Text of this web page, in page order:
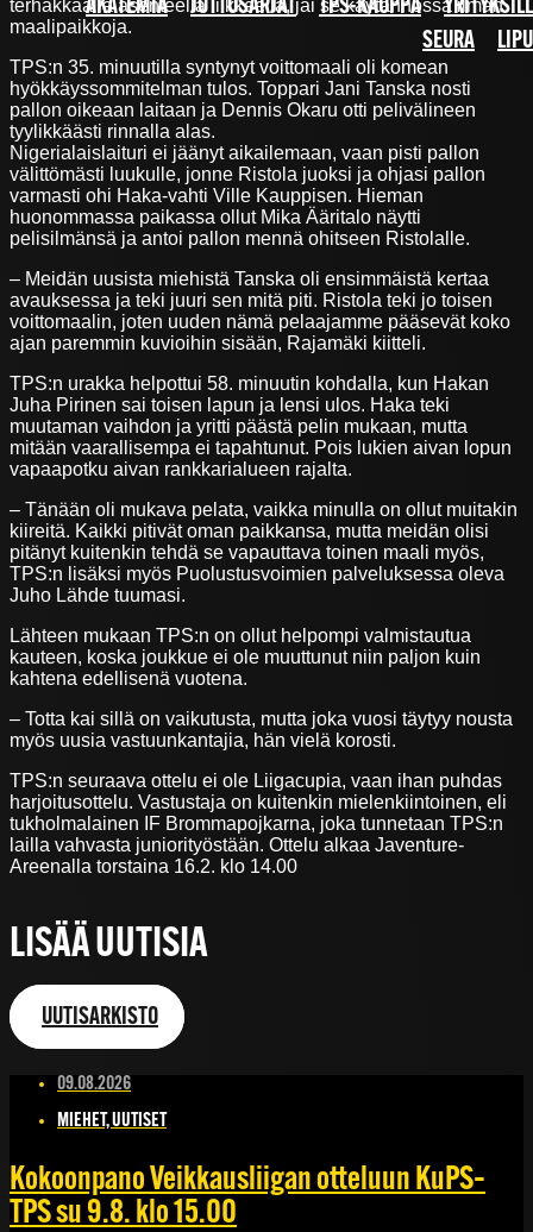
AKATEMIA
JUTTUSARJAT TPS-KAUPPA
SEURA
terhakkaalla asenteella liikkeellä, jäi se käytännössä ilman
maalipaikkoja.
TPS:n 35. minuutilla syntynyt voittomaali oli komean
hyökkäyssommitelman tulos. Toppari Jani Tanska nosti
pallon oikeaan laitaan ja Dennis Okaru otti pelivälineen
tyylikkäästi rinnalla alas.
Nigerialaislaituri ei jäänyt aikailemaan, vaan pisti pallon
välittömästi luukulle, jonne Ristola juoksi ja ohjasi pallon
varmasti ohi Haka-vahti Ville Kauppisen. Hieman
huonommassa paikassa ollut Mika Ääritalo näytti
pelisilmänsä ja antoi pallon mennä ohitseen Ristolalle.
– Meidän uusista miehistä Tanska oli ensimmäistä kertaa
avauksessa ja teki juuri sen mitä piti. Ristola teki jo toisen
voittomaalin, joten uuden nämä pelaajamme pääsevät koko
ajan paremmin kuvioihin sisään, Rajamäki kiitteli.
TPS:n urakka helpottui 58. minuutin kohdalla, kun Hakan
Juha Pirinen sai toisen lapun ja lensi ulos. Haka teki
muutaman vaihdon ja yritti päästä pelin mukaan, mutta
mitään vaarallisempa ei tapahtunut. Pois lukien aivan lopun
vapaapotku aivan rankkarialueen rajalta.
– Tänään oli mukava pelata, vaikka minulla on ollut muitakin
kiireitä. Kaikki pitivät oman paikkansa, mutta meidän olisi
pitänyt kuitenkin tehdä se vapauttava toinen maali myös,
TPS:n lisäksi myös Puolustusvoimien palveluksessa oleva
Juho Lähde tuumasi.
Lähteen mukaan TPS:n on ollut helpompi valmistautua
kauteen, koska joukkue ei ole muuttunut niin paljon kuin
kahtena edellisenä vuotena.
– Totta kai sillä on vaikutusta, mutta joka vuosi täytyy nousta
myös uusia vastuunkantajia, hän vielä korosti.
TPS:n seuraava ottelu ei ole Liigacupia, vaan ihan puhdas
harjoitusottelu. Vastustaja on kuitenkin mielenkiintoinen, eli
tukholmalainen IF Brommapojkarna, joka tunnetaan TPS:n
lailla vahvasta juniorityöstään. Ottelu alkaa Javenture-
Areenalla torstaina 16.2. klo 14.00
LISÄÄ UUTISIA
UUTISARKISTO
09.08.2026
MIEHET, UUTISET
Kokoonpano Veikkausliigan otteluun KuPS–
TPS su 9.8. klo 15.00